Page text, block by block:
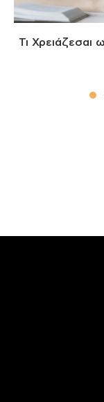
Τι